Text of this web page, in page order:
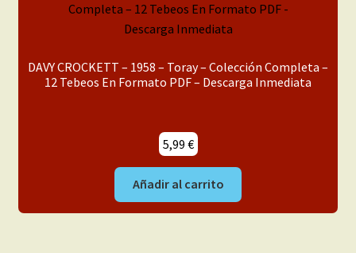
DAVY CROCKETT – 1958 – Toray – Colección Completa –
12 Tebeos En Formato PDF – Descarga Inmediata
5,99 €
Añadir al carrito